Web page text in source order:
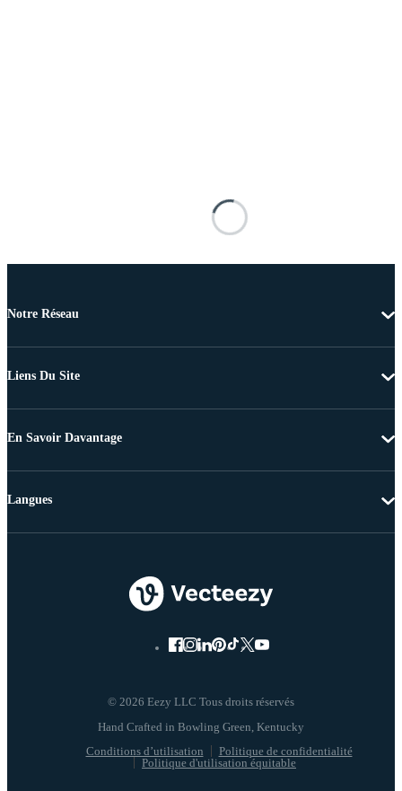
Notre Réseau
Liens Du Site
En Savoir Davantage
© 2026 Eezy LLC Tous droits réservés
Conditions d’utilisation
Politique de confidentialité
Politique d'utilisation équitable
Langues